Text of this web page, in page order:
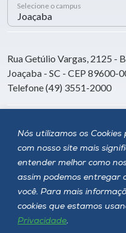
Nós utilizamos os
com nosso site mais
entender melhor como
assim podemos entregar
você. Para mais
cookies que estamos
Privacidade.
Selecione o campus
Rua Getúlio Vargas, 2125 -
Joaçaba - SC - CEP 89600-
Telefone (49) 3551-2000
Siga a Unoesc